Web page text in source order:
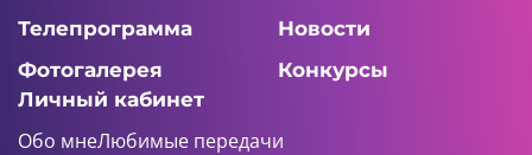
Телепрограмма
Новости
Фотогалерея
Конкурсы
Личный кабинет
Обо мнеЛюбимые передачи